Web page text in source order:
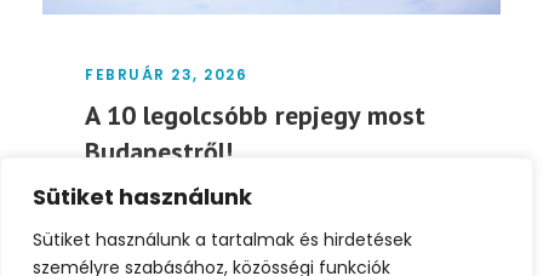
Sütiket használunk
Sütiket használunk a tartalmak és hirdetések
személyre szabásához, közösségi funkciók
FEBRUÁR 23, 2026
A 10 legolcsóbb repjegy most
Budapestről!
✈️🔥 A 10 legolcsóbb repjegy most
Budapestről! Ha spontán kiruccannál
tavasszal vagy ősszel, most érdemes...